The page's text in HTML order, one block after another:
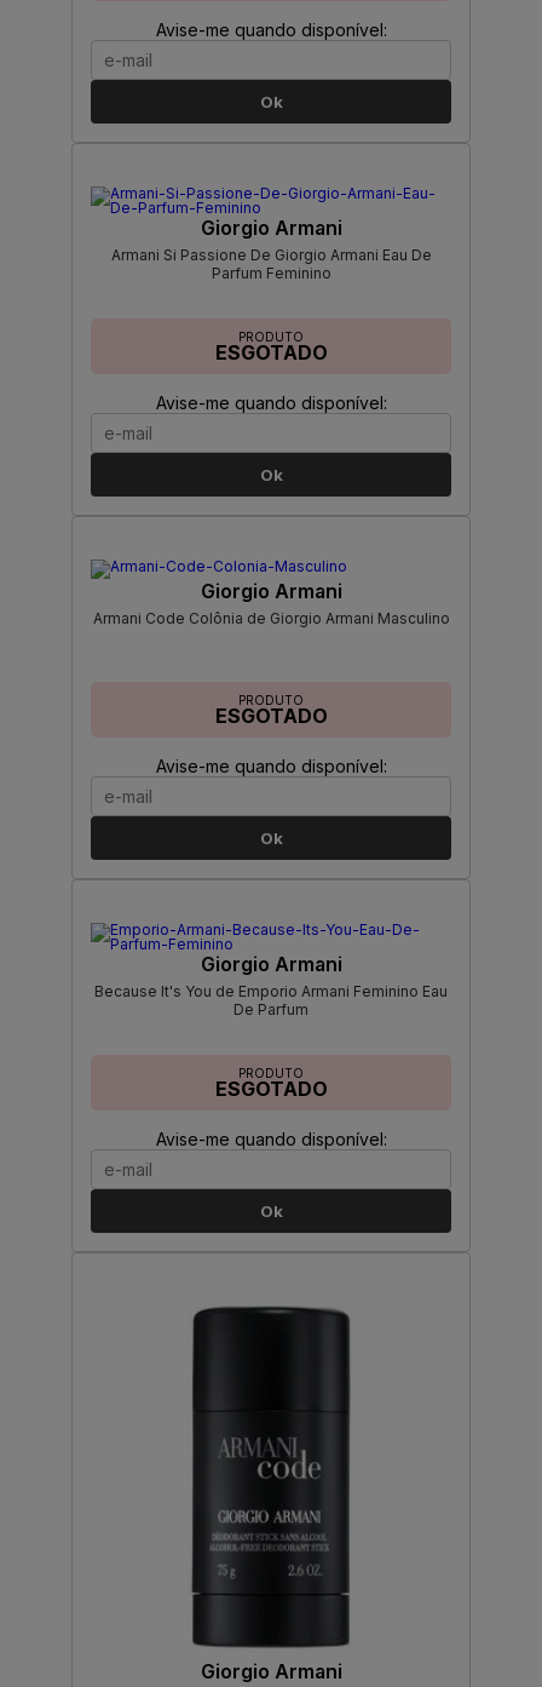
Avise-me quando disponível:
Ok
Giorgio Armani
Armani Si Passione De Giorgio Armani Eau De
Parfum Feminino
PRODUTO
ESGOTADO
Avise-me quando disponível:
Ok
Giorgio Armani
Armani Code Colônia de Giorgio Armani Masculino
PRODUTO
ESGOTADO
Avise-me quando disponível:
Ok
Giorgio Armani
Because It's You de Emporio Armani Feminino Eau
De Parfum
PRODUTO
ESGOTADO
Avise-me quando disponível:
Ok
Giorgio Armani